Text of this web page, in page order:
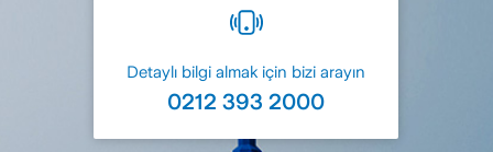
Detaylı bilgi almak için bizi arayın
0212 393 2000